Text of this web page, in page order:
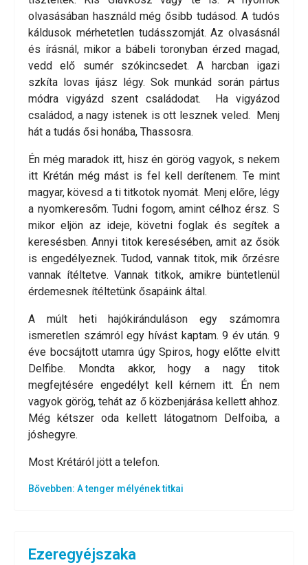
olvasásában használd még ősibb tudásod. A tudós
káldusok mérhetetlen tudásszomját. Az olvasásnál
és írásnál, mikor a bábeli toronyban érzed magad,
vedd elő sumér szókincsedet. A harcban igazi
szkíta lovas íjász légy. Sok munkád során pártus
módra vigyázd szent családodat. Ha vigyázod
családod, a nagy istenek is ott lesznek veled. Menj
hát a tudás ősi honába, Thassosra.
Én még maradok itt, hisz én görög vagyok, s nekem
itt Krétán még mást is fel kell derítenem. Te mint
magyar, kövesd a ti titkotok nyomát. Menj előre, légy
a nyomkeresőm. Tudni fogom, amint célhoz érsz. S
mikor eljön az ideje, követni foglak és segítek a
keresésben. Annyi titok keresésében, amit az ősök
is engedélyeznek. Tudod, vannak titok, mik őrzésre
vannak ítéltetve. Vannak titkok, amikre büntetlenül
érdemesnek ítéltetünk ősapáink által.
A múlt heti hajókiránduláson egy számomra
ismeretlen számról egy hívást kaptam. 9 év után. 9
éve bocsájtott utamra úgy Spiros, hogy előtte elvitt
Delfibe. Mondta akkor, hogy a nagy titok
megfejtésére engedélyt kell kérnem itt. Én nem
vagyok görög, tehát az ő közbenjárása kellett ahhoz.
Még kétszer oda kellett látogatnom Delfoiba, a
jóshegyre.
Most Krétáról jött a telefon.
Bővebben: A tenger mélyének titkai
Ezeregyéjszaka